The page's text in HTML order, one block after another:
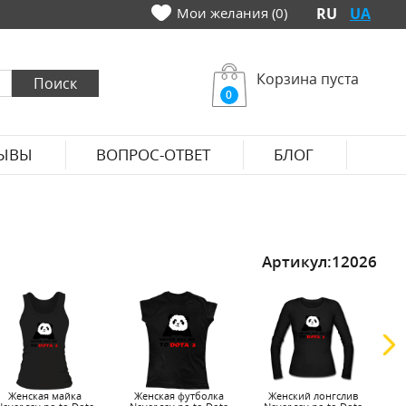
Мои желания (0) RU UA
0
Корзина пуста
ВОПРОС-ОТВЕТ БЛОГ
Артикул:12026
Женская майка
Женская футболка
Женский лонгслив